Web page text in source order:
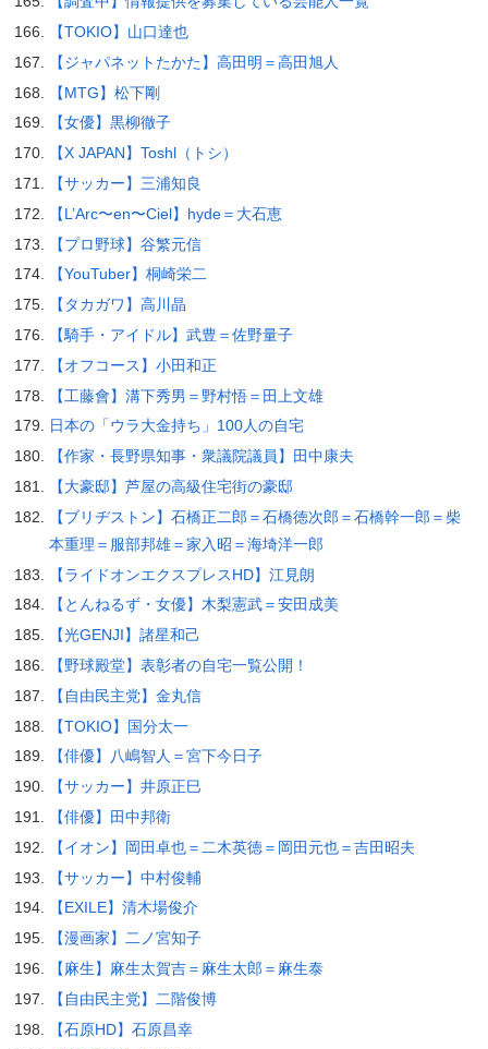
【TOKIO】山口達也
【ジャパネットたかた】高田明＝高田旭人
【MTG】松下剛
【女優】黒柳徹子
【X JAPAN】Toshl（トシ）
【サッカー】三浦知良
【L’Arc〜en〜Ciel】hyde＝大石恵
【プロ野球】谷繁元信
【YouTuber】桐崎栄二
【タカガワ】高川晶
【騎手・アイドル】武豊＝佐野量子
【オフコース】小田和正
【工藤會】溝下秀男＝野村悟＝田上文雄
日本の「ウラ大金持ち」100人の自宅
【作家・長野県知事・衆議院議員】田中康夫
【大豪邸】芦屋の高級住宅街の豪邸
【ブリヂストン】石橋正二郎＝石橋徳次郎＝石橋幹一郎＝柴
本重理＝服部邦雄＝家入昭＝海埼洋一郎
【ライドオンエクスプレスHD】江見朗
【とんねるず・女優】木梨憲武＝安田成美
【光GENJI】諸星和己
【野球殿堂】表彰者の自宅一覧公開！
【自由民主党】金丸信
【TOKIO】国分太一
【俳優】八嶋智人＝宮下今日子
【サッカー】井原正巳
【俳優】田中邦衛
【イオン】岡田卓也＝二木英徳＝岡田元也＝吉田昭夫
【サッカー】中村俊輔
【EXILE】清木場俊介
【漫画家】二ノ宮知子
【麻生】麻生太賀吉＝麻生太郎＝麻生泰
【自由民主党】二階俊博
【石原HD】石原昌幸